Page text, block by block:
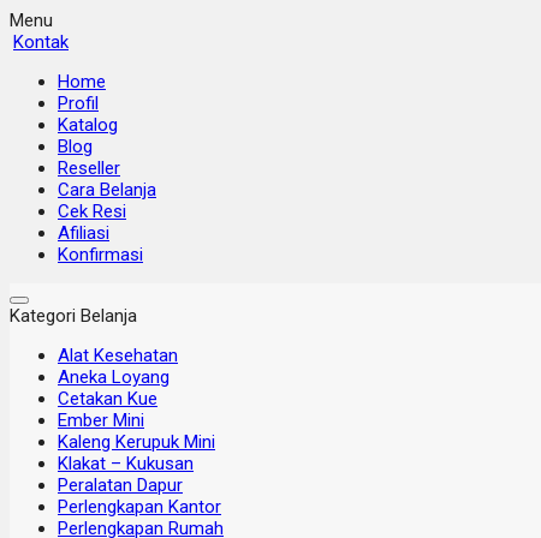
Menu
Kontak
Home
Profil
Katalog
Blog
Reseller
Cara Belanja
Cek Resi
Afiliasi
Konfirmasi
Kategori Belanja
Alat Kesehatan
Aneka Loyang
Cetakan Kue
Ember Mini
Kaleng Kerupuk Mini
Klakat – Kukusan
Peralatan Dapur
Perlengkapan Kantor
Perlengkapan Rumah